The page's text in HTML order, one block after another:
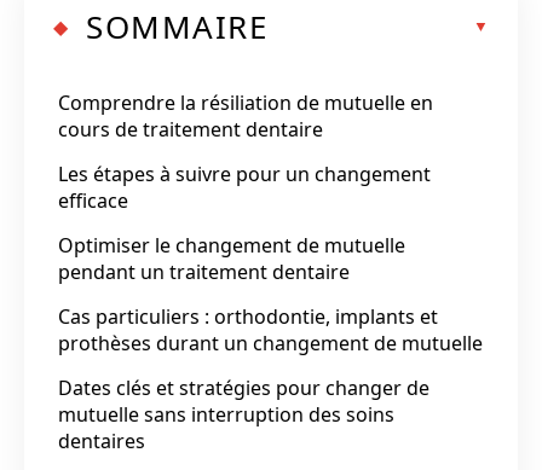
SOMMAIRE
Comprendre la résiliation de mutuelle en
cours de traitement dentaire
Les étapes à suivre pour un changement
efficace
Optimiser le changement de mutuelle
pendant un traitement dentaire
Cas particuliers : orthodontie, implants et
prothèses durant un changement de mutuelle
Dates clés et stratégies pour changer de
mutuelle sans interruption des soins
dentaires